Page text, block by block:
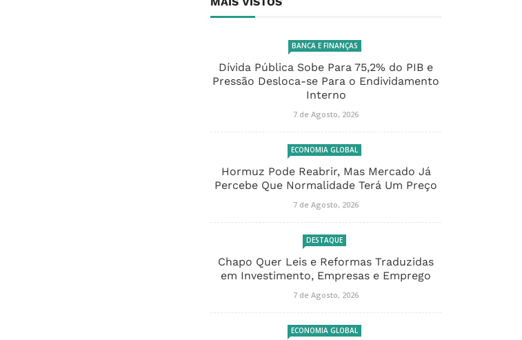
BANCA E FINANÇAS
Dívida Pública Sobe Para 75,2% do PIB e
Pressão Desloca-se Para o Endividamento
Interno
7 de Agosto, 2026
ECONOMIA GLOBAL
Hormuz Pode Reabrir, Mas Mercado Já
Percebe Que Normalidade Terá Um Preço
7 de Agosto, 2026
DESTAQUE
Chapo Quer Leis e Reformas Traduzidas
em Investimento, Empresas e Emprego
7 de Agosto, 2026
ECONOMIA GLOBAL